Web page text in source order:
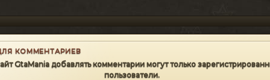
КОММЕНТАРИЕВ
GtaMania добавлять комментарии могут только
пользователи.